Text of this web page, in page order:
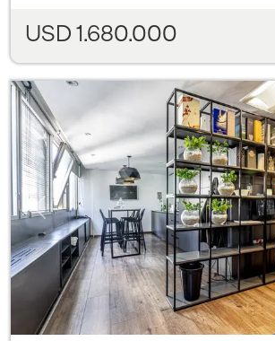
USD 1.680.000
Previous